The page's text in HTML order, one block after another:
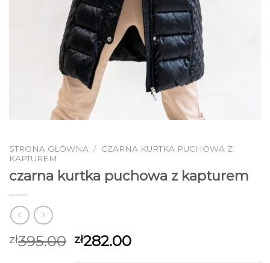
STRONA GŁÓWNA / CZARNA KURTKA PUCHOWA Z
KAPTUREM
czarna kurtka puchowa z kapturem
zł395.00 zł282.00